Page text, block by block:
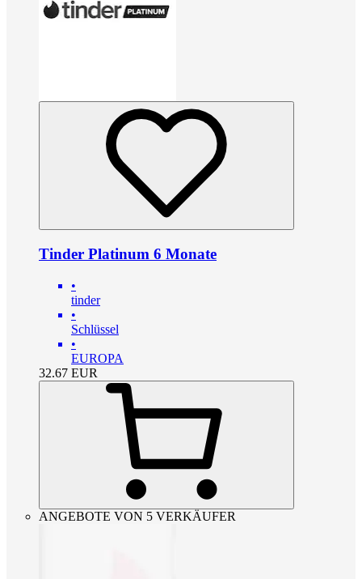
Tinder Platinum 6 Monate
•
tinder
•
Schlüssel
•
EUROPA
32.67 EUR
ANGEBOTE VON 5 VERKÄUFER